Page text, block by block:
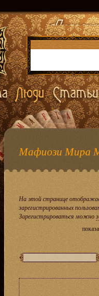
Мафиози Мира
На этой странице
зарегистрированных
Зарегистрироваться можно